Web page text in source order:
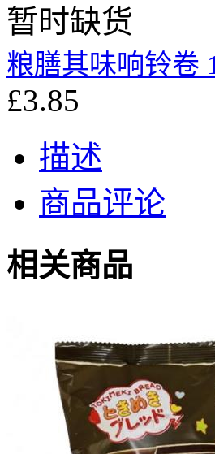
暂时缺货
粮膳其味响铃卷
£3.85
描述
商品评论
相关商品